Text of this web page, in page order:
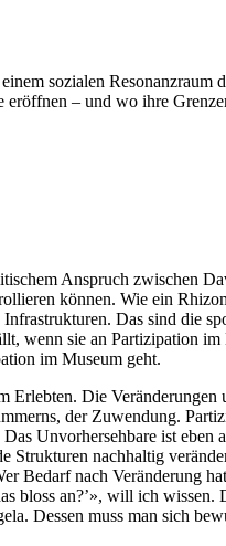
sozialen Resonanzraum
– und wo ihre
Anspruch zwischen
können. Wie ein
Das sind die
wenn sie an Partizipation im
im Museum geht.
Erlebten. Die Veränderungen
der Zuwendung.
Unvorhersehbare ist eben
Strukturen nachhaltig
Bedarf nach Veränderung
bloss an?’», will ich
Dessen muss man sich